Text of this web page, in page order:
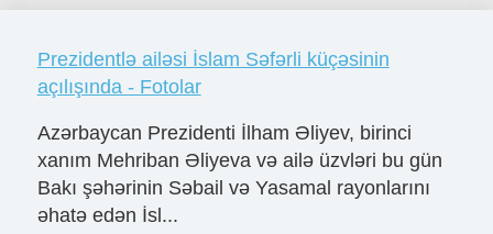
Prezidentlə ailəsi İslam Səfərli küçəsinin
açılışında - Fotolar
Azərbaycan Prezidenti İlham Əliyev, birinci
xanım Mehriban Əliyeva və ailə üzvləri bu gün
Bakı şəhərinin Səbail və Yasamal rayonlarını
əhatə edən İsl...